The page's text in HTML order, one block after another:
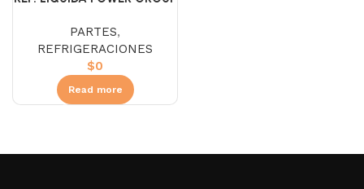
PARTES,
REFRIGERACIONES
$0
Read more